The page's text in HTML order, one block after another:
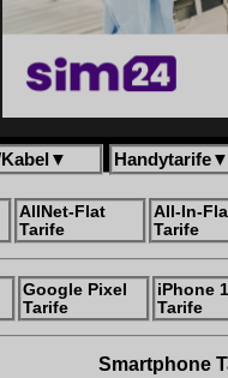
▼ Handytarife▼
AllNet-Flat
Tarife
All-In-
Tarife
Google Pixel
Tarife
iPhone
Tarife
Smartphone